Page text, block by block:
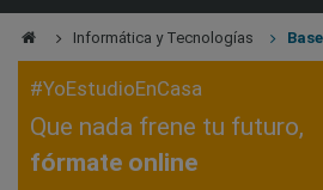
Informática y Tecnologías
#YoEstudioEnCasa
Que nada frene tu futuro,
fórmate online